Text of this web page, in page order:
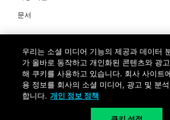
문서
Networks Korea, Ltd. All rights reserved. 여
소유권은 각 소유자에게 있습니다. 사업자 등
대표자 : 제프리찰스트루 서울특별시 서초구 서
생명 서초타워) TEL: +82-2-568-4353
우리는 소셜 미디어 기능의 제공과 데이터
가 올바로 동작하고 개인화된 콘텐츠와 광
해 쿠키를 사용하고 있습니다. 회사 사이트
용 정보를 회사의 소셜 미디어, 광고 및 분
합니다. 개인 정보 정책